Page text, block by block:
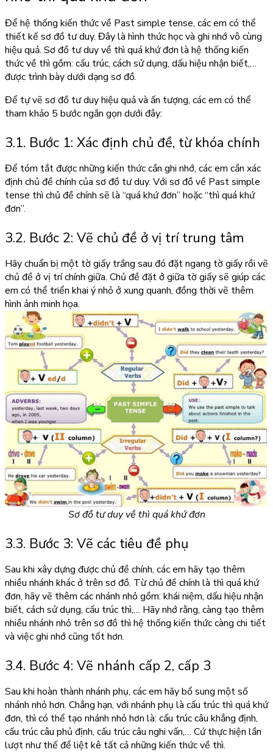
Để hệ thống kiến thức về Past simple tense, các em có thể
thiết kế sơ đồ tư duy. Đây là hình thức học và ghi nhớ vô cùng
hiệu quả. Sơ đồ tư duy về thì quá khứ đơn là hệ thống kiến
thức về thì gồm: cấu trúc, cách sử dụng, dấu hiệu nhận biết,…
được trình bày dưới dạng sơ đồ.
Để tự vẽ sơ đồ tư duy hiệu quả và ấn tượng, các em có thể
tham khảo 5 bước ngắn gọn dưới đây:
3.1. Bước 1: Xác định chủ đề, từ khóa chính
Để tóm tắt được những kiến thức cần ghi nhớ, các em cần xác
định chủ đề chính của sơ đồ tư duy. Với sơ đồ về Past simple
tense thì chủ đề chính sẽ là “quá khứ đơn” hoặc “thì quá khứ
đơn”.
3.2. Bước 2: Vẽ chủ đề ở vị trí trung tâm
Hãy chuẩn bị một tờ giấy trắng sau đó đặt ngang tờ giấy rồi vẽ
chủ đề ở vị trí chính giữa. Chủ đề đặt ở giữa tờ giấy sẽ giúp các
em có thể triển khai ý nhỏ ở xung quanh, đồng thời vẽ thêm
hình ảnh minh họa.
Sơ đồ tư duy về thì quá khứ đơn
3.3. Bước 3: Vẽ các tiêu đề phụ
Sau khi xây dựng được chủ đề chính, các em hãy tạo thêm
nhiều nhánh khác ở trên sơ đồ. Từ chủ đề chính là thì quá khứ
đơn, hãy vẽ thêm các nhánh nhỏ gồm: khái niệm, dấu hiệu nhận
biết, cách sử dụng, cấu trúc thì,… Hãy nhớ rằng, càng tạo thêm
nhiều nhánh nhỏ trên sơ đồ thì hệ thống kiến thức càng chi tiết
và việc ghi nhớ cũng tốt hơn.
3.4. Bước 4: Vẽ nhánh cấp 2, cấp 3
Sau khi hoàn thành nhánh phụ, các em hãy bổ sung một số
nhánh nhỏ hơn. Chẳng hạn, với nhánh phụ là cấu trúc thì quá khứ
đơn, thì có thể tạo nhánh nhỏ hơn là: cấu trúc câu khẳng định,
cấu trúc câu phủ định, cấu trúc câu nghi vấn,… Cứ thực hiện lần
lượt như thế để liệt kê tất cả những kiến thức về thì.